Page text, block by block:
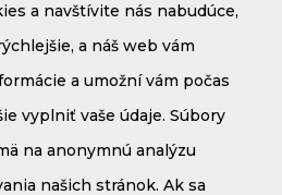
a navštívite nás nabudúce,
a náš web vám
a umožní vám počas
vyplniť vaše údaje. Súbory
na anonymnú analýzu
našich stránok. Ak sa
- Bodice 41
Liptovský Mikuláš